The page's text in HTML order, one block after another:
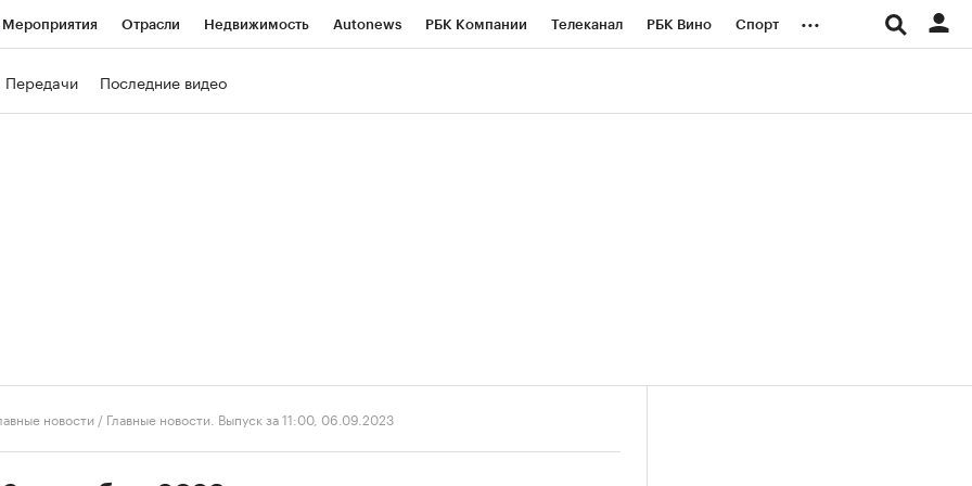
Мероприятия Отрасли Недвижимость Autonews РБК Компании Телеканал РБК Вино Спорт ...
Передачи Последние видео
новости / Главные новости. Выпуск за 11:00, 06.09.2023